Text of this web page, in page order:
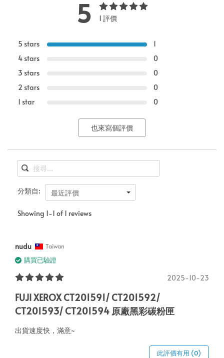
5 1 評價
5 stars
1
4 stars
0
3 stars
0
2 stars
0
1 star
0
也來寫個評價
分類自: 最近評價
Showing 1-1 of 1 reviews
nudu Taiwan
購買已驗證
2025-10-23
FUJI XEROX CT201591/ CT201592/
CT201593/ CT201594 原廠黑彩碳粉匣
出貨速度快，滿意~
此評價有用 (0)